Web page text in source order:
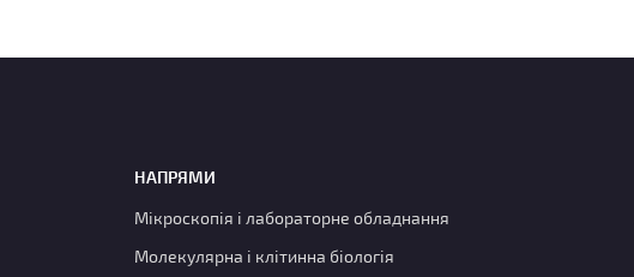
НАПРЯМИ
Мікроскопія і лабораторне обладнання
Молекулярна і клітинна біологія